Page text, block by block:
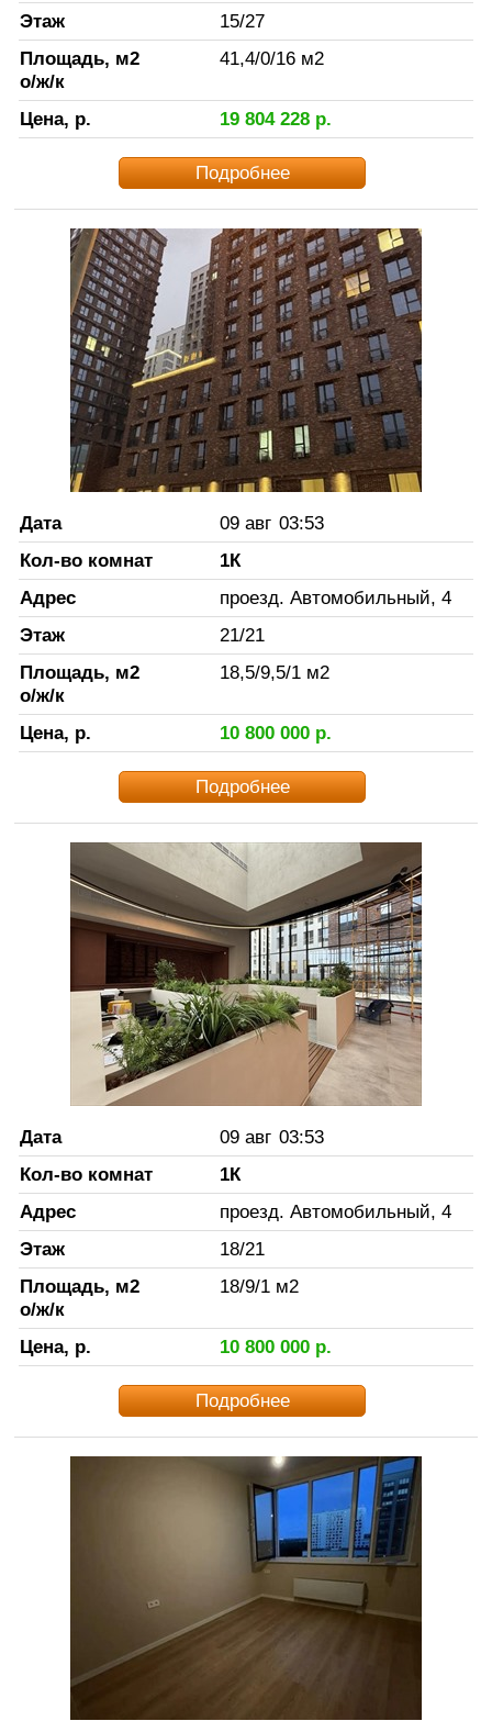
Этаж 15/27
Площадь, м2
о/ж/к
41,4/0/16 м2
Цена, р. 19 804 228р.
Подробнее
Дата 09 авг 03:53
Кол-во комнат
1К
Адрес
проезд. Автомобильный, 4
Этаж
21/21
Площадь, м2
о/ж/к
18,5/9,5/1 м2
Цена, р. 10 800 000р.
Подробнее
Дата 09 авг 03:53
Кол-во комнат
1К
Адрес
проезд. Автомобильный, 4
Этаж
18/21
Площадь, м2
о/ж/к
18/9/1 м2
Цена, р. 10 800 000р.
Подробнее